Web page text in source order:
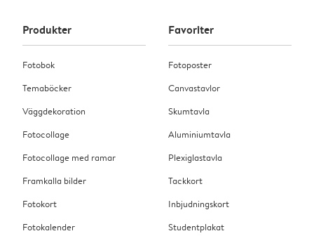
Produkter
Fotobok
Temaböcker
Väggdekoration
Fotocollage
Fotocollage med ramar
Framkalla bilder
Fotokort
Fotokalender
Favoriter
Fotoposter
Canvastavlor
Skumtavla
Aluminiumtavla
Plexiglastavla
Tackkort
Inbjudningskort
Studentplakat